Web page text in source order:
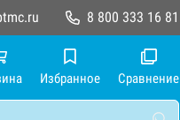
8 800 333 16 81
Избранное Сравнение